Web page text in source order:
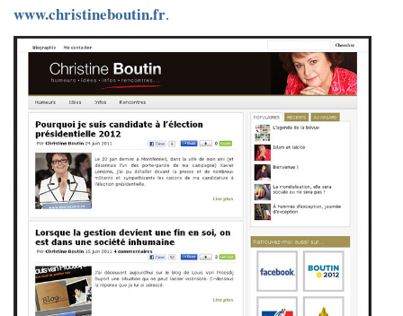
www.christineboutin.fr.